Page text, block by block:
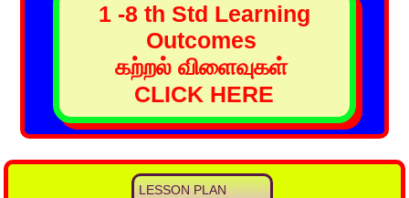
1 -8 th Std Learning
Outcomes
கற்றல் விளைவுகள்
CLICK HERE
LESSON PLAN